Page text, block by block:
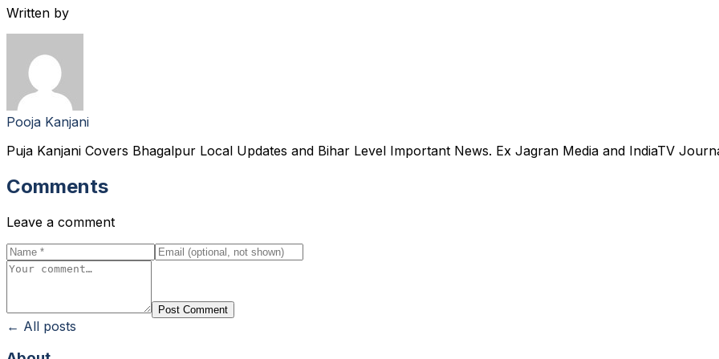
Written by
Pooja Kanjani
Puja Kanjani Covers Bhagalpur Local Updates and Bihar Level Important News. Ex Jagran Media and IndiaTV
Comments
Leave a comment
Post Comment
← All posts